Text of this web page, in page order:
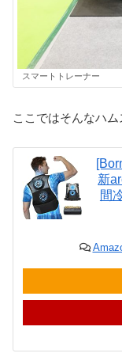
スマートトレーナー
ここではそんなハ
新
間